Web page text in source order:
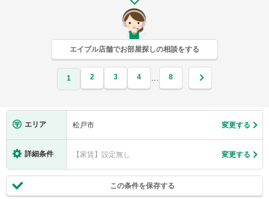
エイブル店舗でお部屋探しの相談をする
1 2 3 4 … 8
エリア 松戸市 変更する
詳細条件 【家賃】設定無し 変更する
この条件を保存する